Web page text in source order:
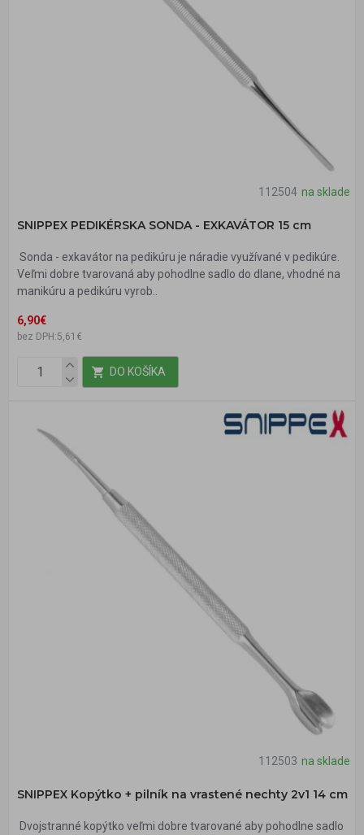
112504 na sklade
SNIPPEX PEDIKÉRSKA SONDA - EXKAVÁTOR 15 cm
Sonda - exkavátor na pedikúru je náradie využívané v pedikúre.
Veľmi dobre tvarovaná aby pohodlne sadlo do dlane, vhodné na
manikúru a pedikúru vyrob..
6,90€
bez DPH:5,61€
DO KOŠÍKA
112503 na sklade
SNIPPEX Kopýtko + pilník na vrastené nechty 2v1 14 cm
Dvojstranné kopýtko veľmi dobre tvarované aby pohodlne sadlo